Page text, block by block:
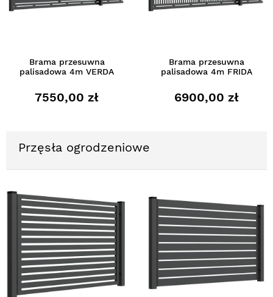
Brama przesuwna
palisadowa 4m VERDA
7550,00 zł
Brama przesuwna
palisadowa 4m FRIDA
6900,00 zł
Przęsła ogrodzeniowe